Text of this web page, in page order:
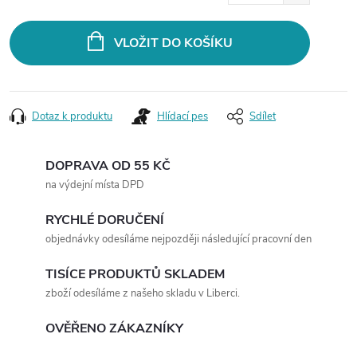
VLOŽIT DO KOŠÍKU
Dotaz k produktu Hlídací pes Sdílet
DOPRAVA OD 55 KČ
na výdejní místa DPD
RYCHLÉ DORUČENÍ
objednávky odesíláme nejpozději následující pracovní den
TISÍCE PRODUKTŮ SKLADEM
zboží odesíláme z našeho skladu v Liberci.
OVĚŘENO ZÁKAZNÍKY